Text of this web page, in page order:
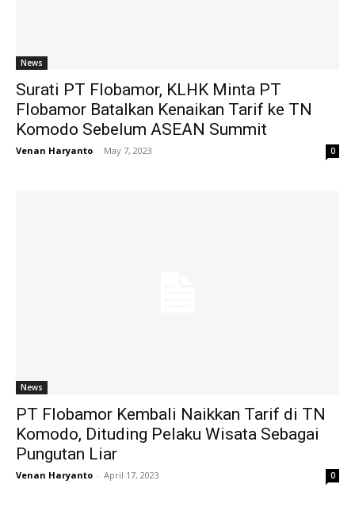
News
Surati PT Flobamor, KLHK Minta PT
Flobamor Batalkan Kenaikan Tarif ke TN
Komodo Sebelum ASEAN Summit
Venan Haryanto - May 7, 2023 0
News
PT Flobamor Kembali Naikkan Tarif di TN
Komodo, Dituding Pelaku Wisata Sebagai
Pungutan Liar
Venan Haryanto - April 17, 2023 0